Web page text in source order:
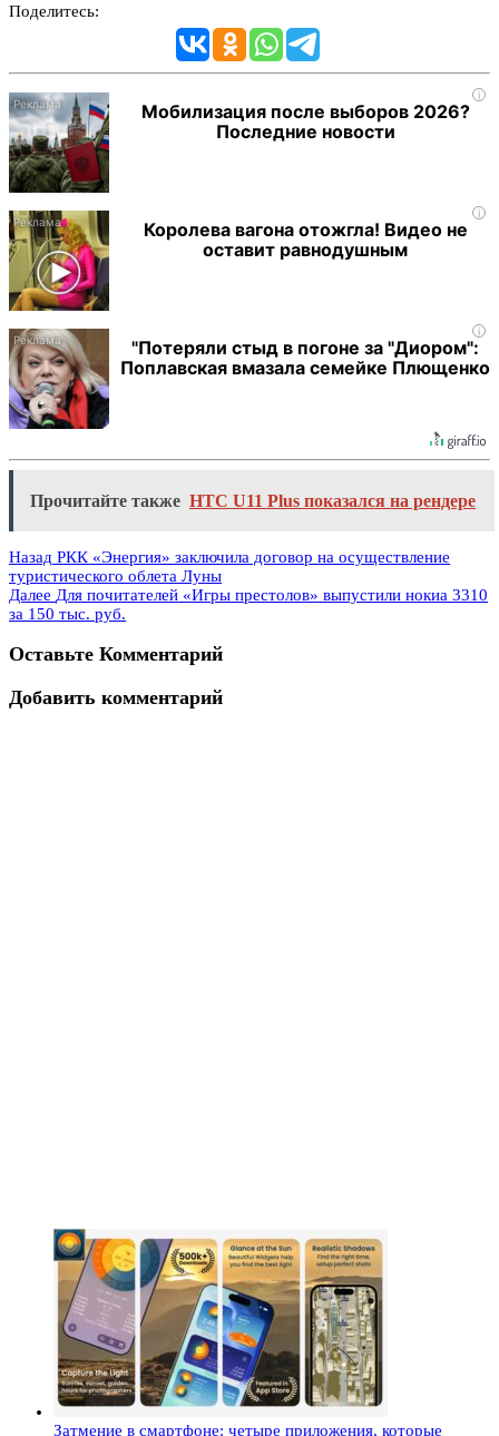
Поделитесь:
i
Мобилизация после выборов 2026?
Последние новости
i
Королева вагона отожгла! Видео не
оставит равнодушным
i
"Потеряли стыд в погоне за "Диором":
Поплавская вмазала семейке Плющенко
Прочитайте также HTC U11 Plus показался на рендере
Назад РКК «Энергия» заключила договор на осуществление
туристического облета Луны
Далее Для почитателей «Игры престолов» выпустили нокиа 3310
за 150 тыс. руб.
Оставьте Комментарий
Добавить комментарий
Затмение в смартфоне: четыре приложения, которые